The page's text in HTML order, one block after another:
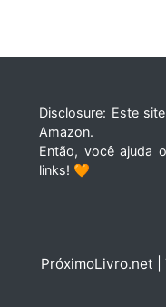
Disclosure: Este
Amazon.
Então, você ajuda
links! 🧡
PróximoLivro.net